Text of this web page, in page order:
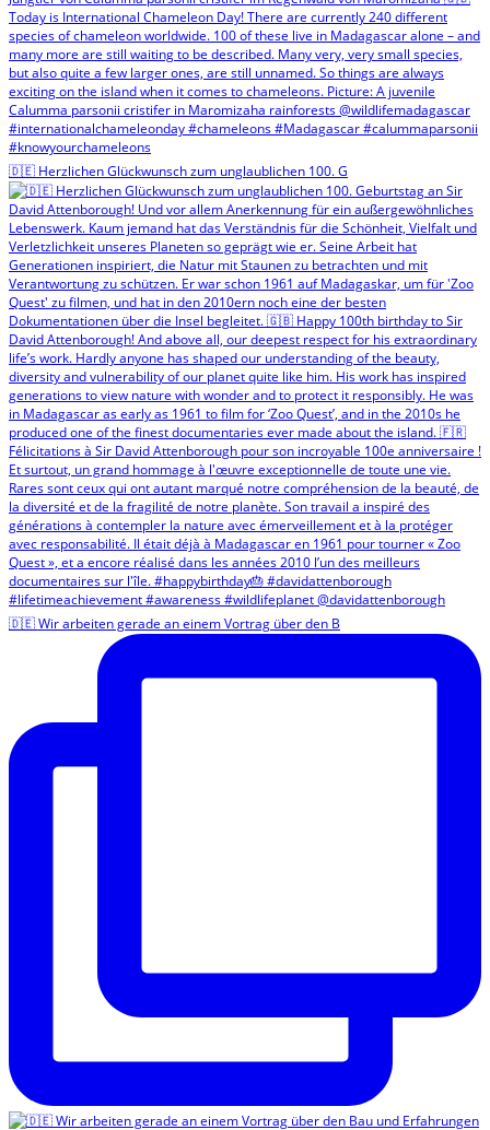
🇩🇪 Herzlichen Glückwunsch zum unglaublichen 100. G
🇩🇪 Wir arbeiten gerade an einem Vortrag über den B